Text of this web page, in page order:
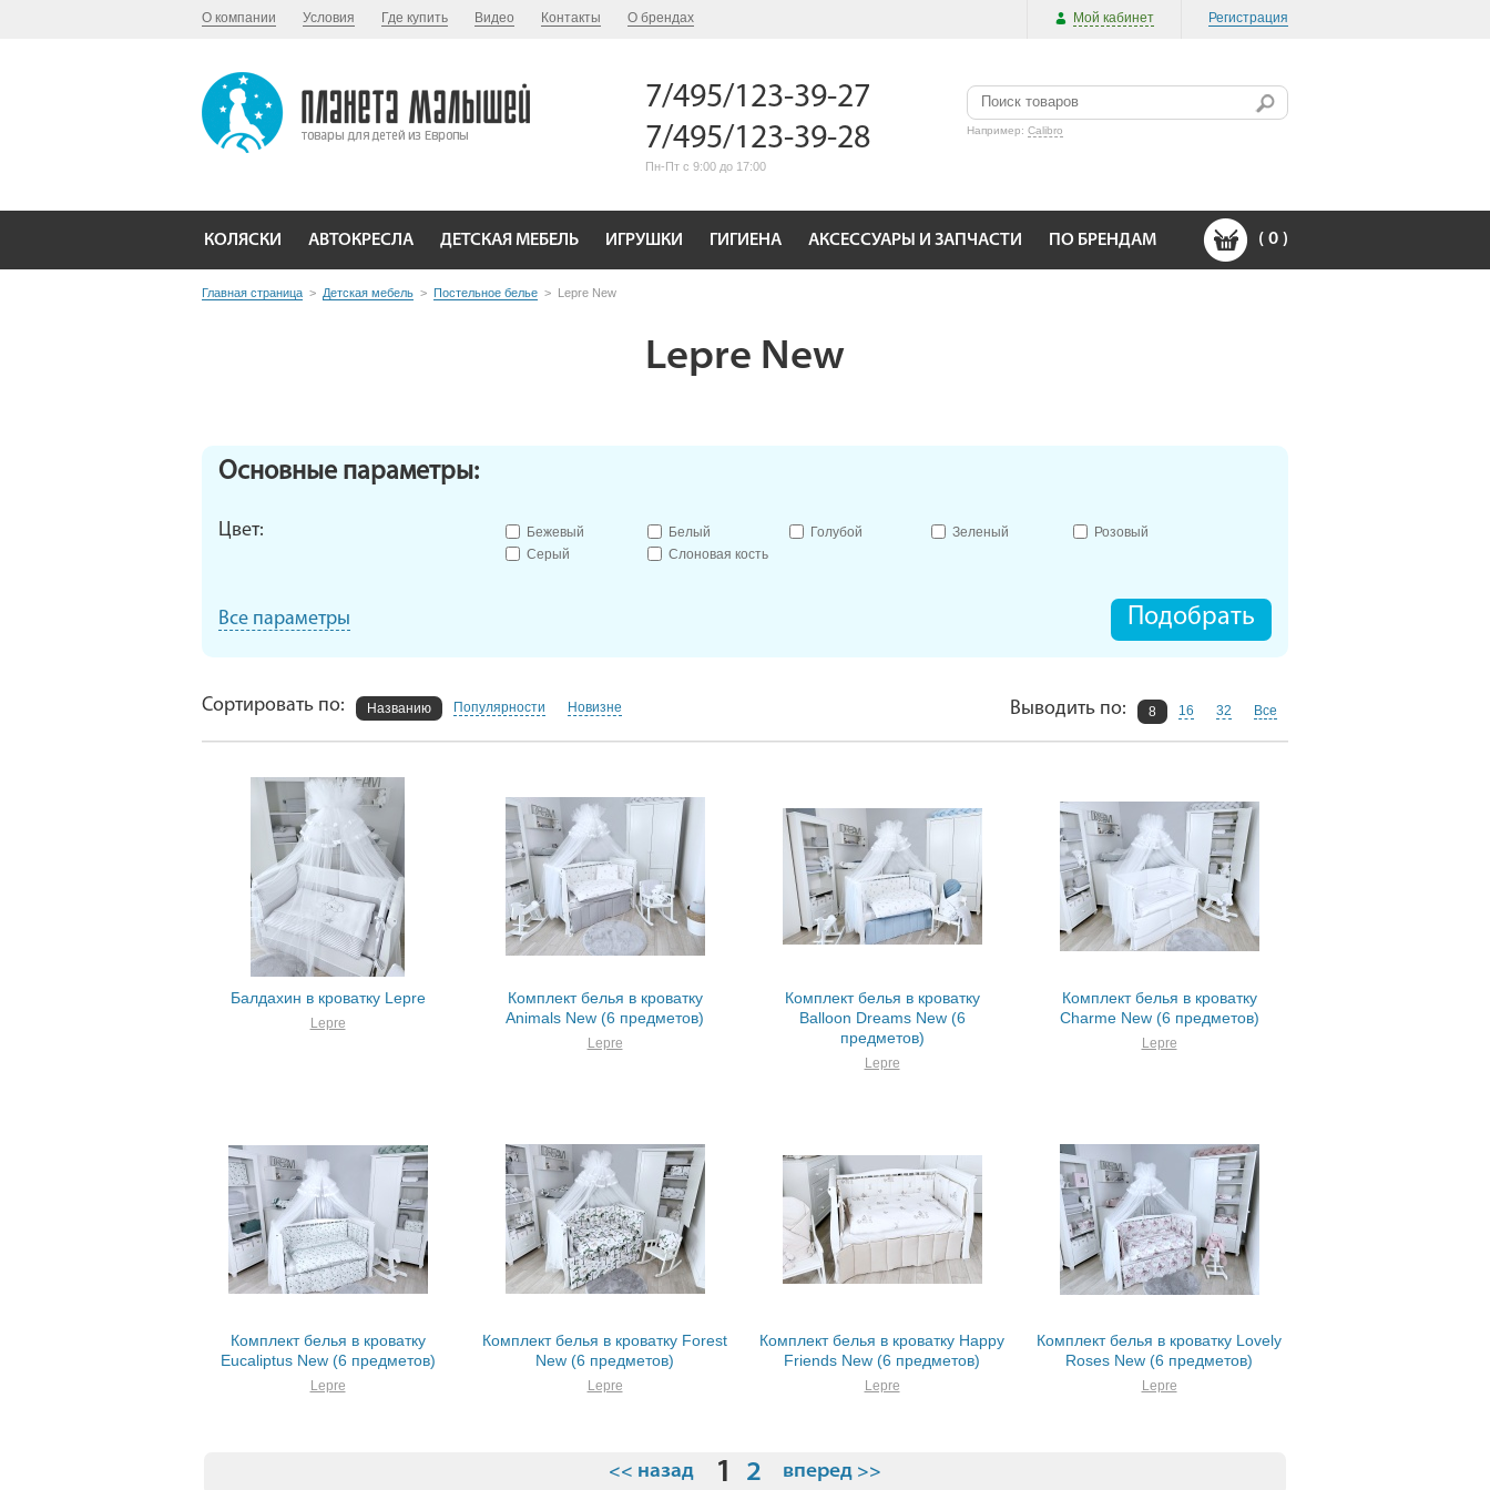
О компании Условия Где купить Видео Контакты О брендах Мой кабинет Регистрация
7/495/123-39-27
7/495/123-39-28
Пн-Пт с 9:00 до 17:00
Например: Calibro
КОЛЯСКИ АВТОКРЕСЛА ДЕТСКАЯ МЕБЕЛЬ ИГРУШКИ ГИГИЕНА АКСЕССУАРЫ И ЗАПЧАСТИ ПО БРЕНДАМ ( 0 )
Главная страница > Детская мебель > Постельное белье > Lepre New
Lepre New
Основные параметры:
Цвет: Бежевый Белый Голубой Зеленый
Розовый
Серый
Слоновая кость
Все параметры Подобрать
Сортировать по: Названию Популярности Новизне Выводить по: 8 16 32 Все
Балдахин в кроватку Lepre
Lepre
Комплект белья в кроватку
Animals New (6 предметов)
Lepre
Комплект белья в кроватку
Balloon Dreams New (6
предметов)
Lepre
Комплект белья в кроватку
Charme New (6 предметов)
Lepre
Комплект белья в кроватку
Eucaliptus New (6 предметов)
Lepre
Комплект белья в кроватку Forest
New (6 предметов)
Lepre
Комплект белья в кроватку Happy
Friends New (6 предметов)
Lepre
Комплект белья в кроватку Lovely
Roses New (6 предметов)
Lepre
<< назад 1 2 вперед >>